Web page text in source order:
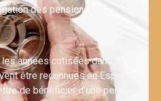
des pensions
les années cotisées dans votre
être reconnues en Espagne
de bénéficier d'une pension